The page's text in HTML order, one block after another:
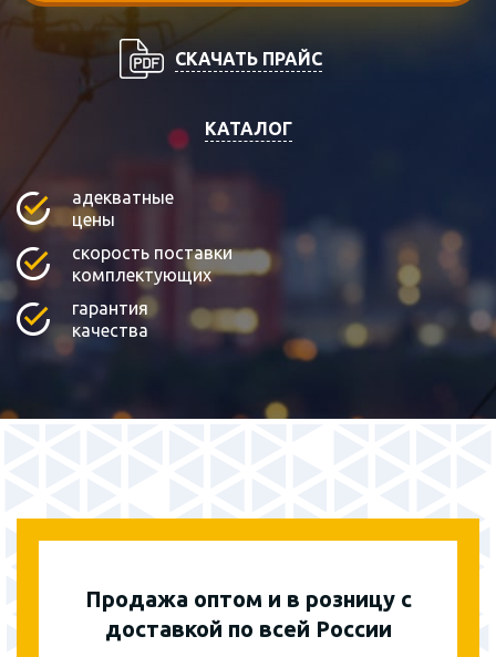
СКАЧАТЬ ПРАЙС
КАТАЛОГ
адекватные
цены
скорость поставки
комплектующих
гарантия
качества
Продажа оптом и в розницу с
доставкой по всей России